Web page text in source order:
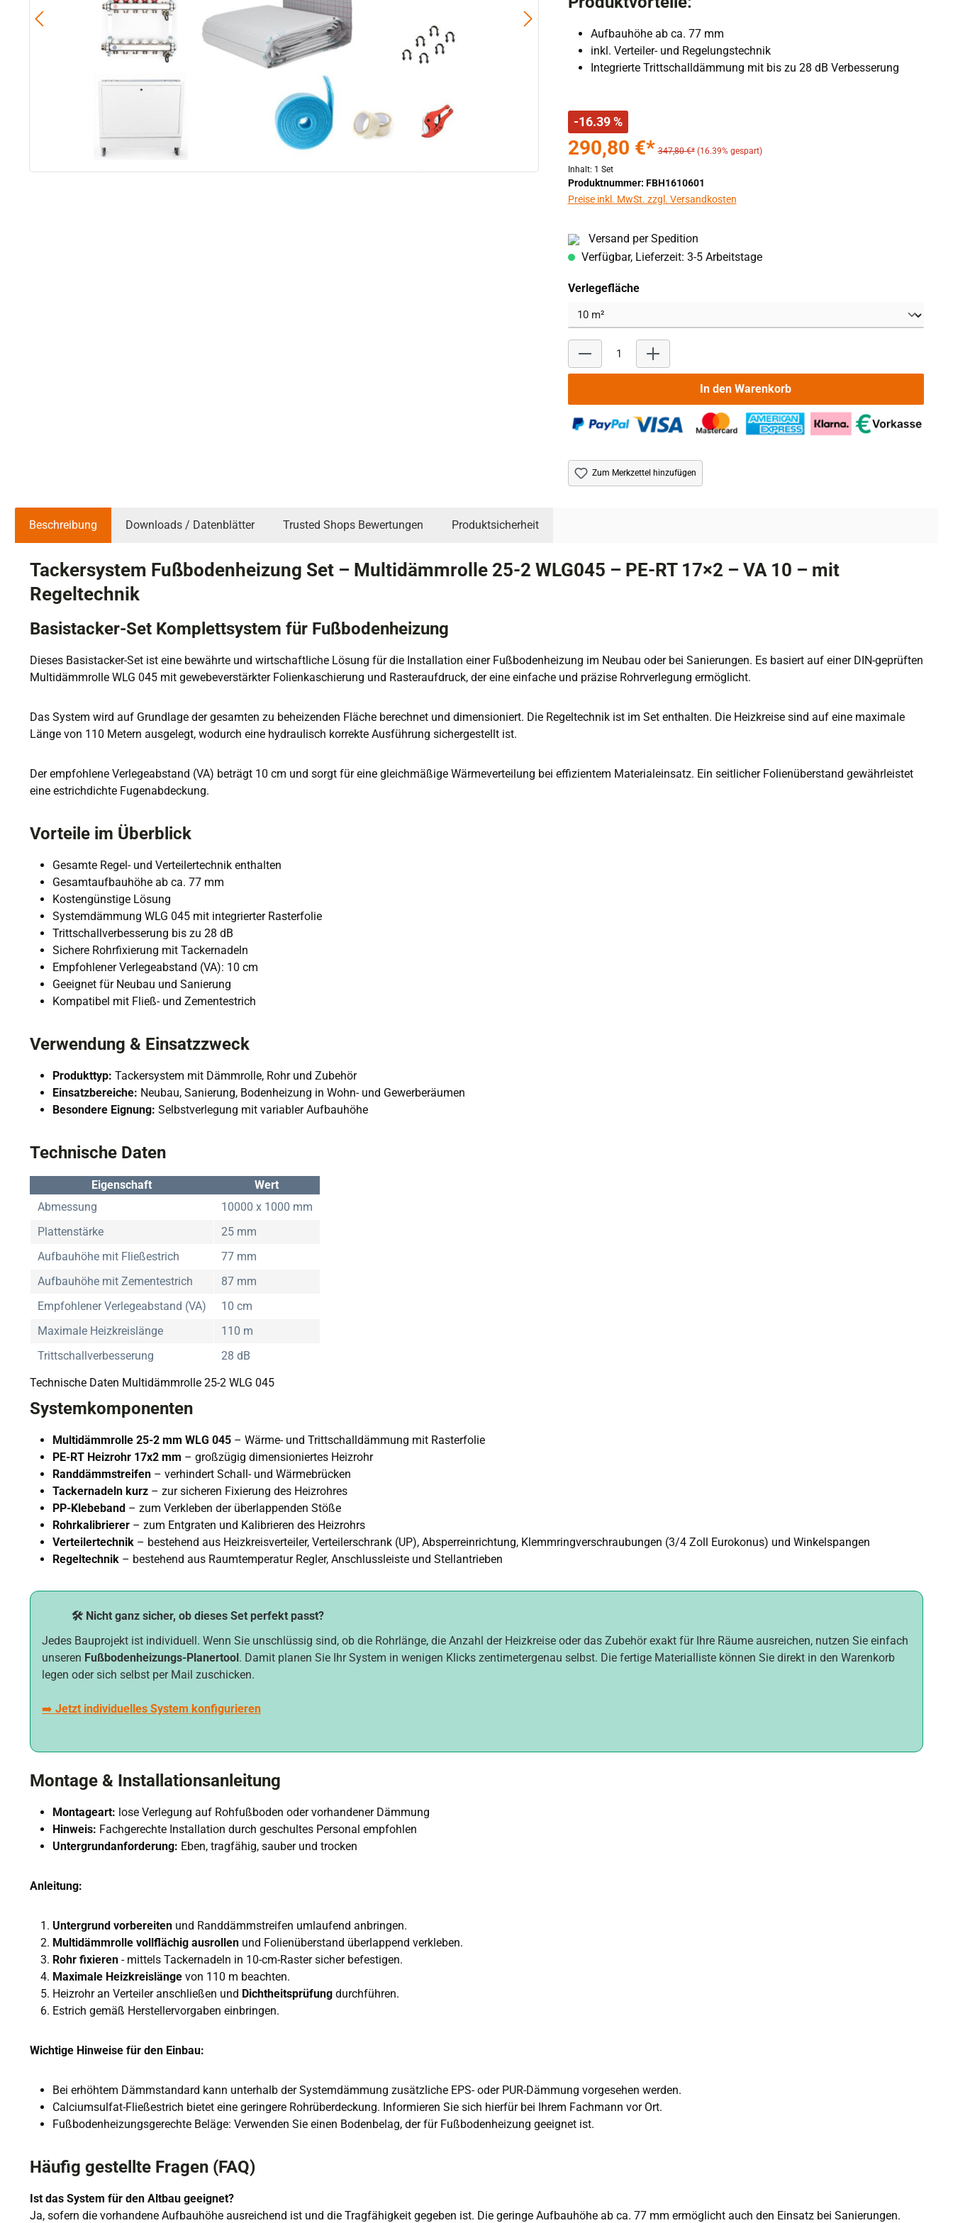
Aufbauhöhe ab ca. 77 mm
inkl. Verteiler- und Regelungstechnik
Integrierte Trittschalldämmung mit bis zu 28 dB Verbesserung
-16.39 %
290,80 €* 347,80 €* (16.39% gespart)
Inhalt: 1 Set
Produktnummer: FBH1610601
Preise inkl. MwSt. zzgl. Versandkosten
Versand per Spedition
Verfügbar, Lieferzeit: 3-5 Arbeitstage
Verlegeflächeauswählen
In den Warenkorb
Zum Merkzettel hinzufügen
Beschreibung Downloads / Datenblätter Trusted Shops Bewertungen Produktsicherheit
Tackersystem Fußbodenheizung Set – Multidämmrolle 25-2 WLG045 – PE-RT 17×2 – VA 10 – mit
Regeltechnik
Basistacker-Set Komplettsystem für Fußbodenheizung
Dieses Basistacker-Set ist eine bewährte und wirtschaftliche Lösung für die Installation einer Fußbodenheizung im Neubau oder bei Sanierungen. Es basiert auf einer DIN-geprüften
Multidämmrolle WLG 045 mit gewebeverstärkter Folienkaschierung und Rasteraufdruck, der eine einfache und präzise Rohrverlegung ermöglicht.
Das System wird auf Grundlage der gesamten zu beheizenden Fläche berechnet und dimensioniert. Die Regeltechnik ist im Set enthalten. Die Heizkreise sind auf eine maximale
Länge von 110 Metern ausgelegt, wodurch eine hydraulisch korrekte Ausführung sichergestellt ist.
Der empfohlene Verlegeabstand (VA) beträgt 10 cm und sorgt für eine gleichmäßige Wärmeverteilung bei effizientem Materialeinsatz. Ein seitlicher Folienüberstand gewährleistet
eine estrichdichte Fugenabdeckung.
Vorteile im Überblick
Gesamte Regel- und Verteilertechnik enthalten
Gesamtaufbauhöhe ab ca. 77 mm
Kostengünstige Lösung
Systemdämmung WLG 045 mit integrierter Rasterfolie
Trittschallverbesserung bis zu 28 dB
Sichere Rohrfixierung mit Tackernadeln
Empfohlener Verlegeabstand (VA): 10 cm
Geeignet für Neubau und Sanierung
Kompatibel mit Fließ- und Zementestrich
Verwendung & Einsatzzweck
Produkttyp: Tackersystem mit Dämmrolle, Rohr und Zubehör
Einsatzbereiche: Neubau, Sanierung, Bodenheizung in Wohn- und Gewerberäumen
Besondere Eignung: Selbstverlegung mit variabler Aufbauhöhe
Technische Daten
Technische Daten Multidämmrolle 25-2 WLG 045
Eigenschaft
Wert
Abmessung
10000 x 1000 mm
Plattenstärke
25 mm
Aufbauhöhe mit Fließestrich
77 mm
Aufbauhöhe mit Zementestrich
87 mm
Empfohlener Verlegeabstand (VA)
10 cm
Maximale Heizkreislänge
110 m
Trittschallverbesserung
28 dB
Systemkomponenten
Multidämmrolle 25-2 mm WLG 045 – Wärme- und Trittschalldämmung mit Rasterfolie
PE-RT Heizrohr 17x2 mm – großzügig dimensioniertes Heizrohr
Randdämmstreifen – verhindert Schall- und Wärmebrücken
Tackernadeln kurz – zur sicheren Fixierung des Heizrohres
PP-Klebeband – zum Verkleben der überlappenden Stöße
Rohrkalibrierer – zum Entgraten und Kalibrieren des Heizrohrs
Verteilertechnik – bestehend aus Heizkreisverteiler, Verteilerschrank (UP), Absperreinrichtung, Klemmringverschraubungen (3/4 Zoll Eurokonus) und Winkelspangen
Regeltechnik – bestehend aus Raumtemperatur Regler, Anschlussleiste und Stellantrieben
🛠️ Nicht ganz sicher, ob dieses Set perfekt passt?
Jedes Bauprojekt ist individuell. Wenn Sie unschlüssig sind, ob die Rohrlänge, die Anzahl der Heizkreise oder das Zubehör exakt für Ihre Räume ausreichen, nutzen Sie einfach
unseren Fußbodenheizungs-Planertool. Damit planen Sie Ihr System in wenigen Klicks zentimetergenau selbst. Die fertige Materialliste können Sie direkt in den Warenkorb
legen oder sich selbst per Mail zuschicken.
➡️ Jetzt individuelles System konfigurieren
Montage & Installationsanleitung
Montageart: lose Verlegung auf Rohfußboden oder vorhandener Dämmung
Hinweis: Fachgerechte Installation durch geschultes Personal empfohlen
Untergrundanforderung: Eben, tragfähig, sauber und trocken
Anleitung:
Untergrund vorbereiten und Randdämmstreifen umlaufend anbringen.
Multidämmrolle vollflächig ausrollen und Folienüberstand überlappend verkleben.
Rohr fixieren - mittels Tackernadeln in 10-cm-Raster sicher befestigen.
Maximale Heizkreislänge von 110 m beachten.
Heizrohr an Verteiler anschließen und Dichtheitsprüfung durchführen.
Estrich gemäß Herstellervorgaben einbringen.
Wichtige Hinweise für den Einbau:
Bei erhöhtem Dämmstandard kann unterhalb der Systemdämmung zusätzliche EPS- oder PUR-Dämmung vorgesehen werden.
Calciumsulfat-Fließestrich bietet eine geringere Rohrüberdeckung. Informieren Sie sich hierfür bei Ihrem Fachmann vor Ort.
Fußbodenheizungsgerechte Beläge: Verwenden Sie einen Bodenbelag, der für Fußbodenheizung geeignet ist.
Häufig gestellte Fragen (FAQ)
Ist das System für den Altbau geeignet?
Ja, sofern die vorhandene Aufbauhöhe ausreichend ist und die Tragfähigkeit gegeben ist. Die geringe Aufbauhöhe ab ca. 77 mm ermöglicht auch den Einsatz bei Sanierungen.